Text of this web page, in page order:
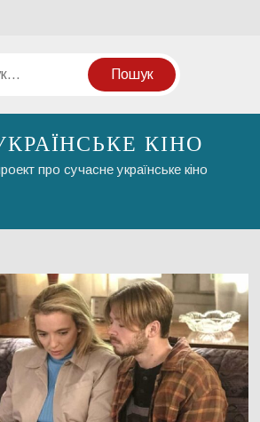
КІНО
про сучасне українське кіно